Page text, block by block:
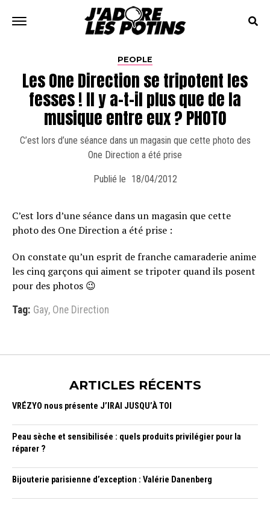
PEOPLE
Les One Direction se tripotent les
fesses ! Il y a-t-il plus que de la
musique entre eux ? PHOTO
C’est lors d’une séance dans un magasin que cette photo des
One Direction a été prise
Publié le 18/04/2012
C’est lors d’une séance dans un magasin que cette
photo des One Direction a été prise :
On constate qu’un esprit de franche camaraderie anime
les cinq garçons qui aiment se tripoter quand ils posent
pour des photos 😉
Tag: Gay, One Direction
ARTICLES RÉCENTS
VRÉZYO nous présente J’IRAI JUSQU’À TOI
Peau sèche et sensibilisée : quels produits privilégier pour la
réparer ?
Bijouterie parisienne d’exception : Valérie Danenberg